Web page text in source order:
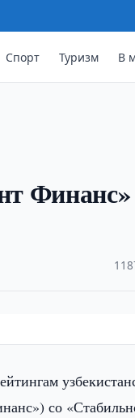
Спорт Туризм В
Финанс»
со